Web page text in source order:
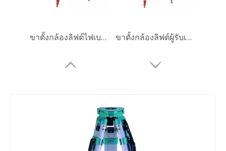
ขาตั้งกล้องลิฟต์ไฟเบอร์กลาส (3.6ม.) ขาตั้งกล้องลิฟต์ผู้รับเหมา (3.6m)